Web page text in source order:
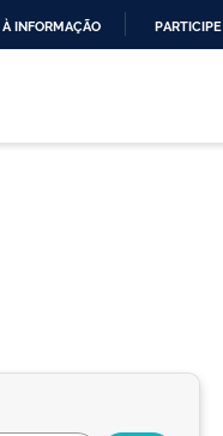
INFORMAÇÃO PARTICIPE